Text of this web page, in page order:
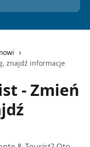
znajdź informacje
- Zmień